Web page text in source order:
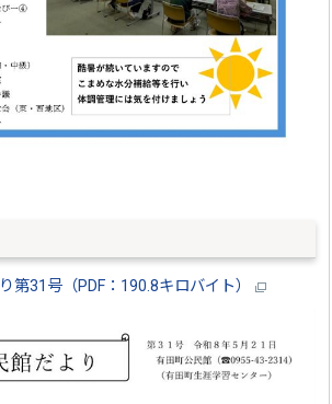
第31号（PDF：190.8キロバイト）